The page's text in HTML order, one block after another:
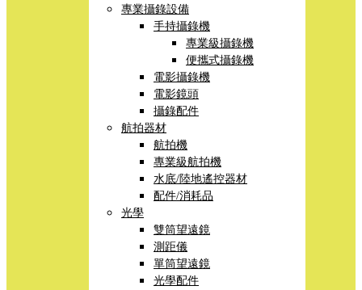
專業攝錄設備
手持攝錄機
專業級攝錄機
便攜式攝錄機
電影攝錄機
電影鏡頭
攝錄配件
航拍器材
航拍機
專業級航拍機
水底/陸地遙控器材
配件/消耗品
光學
雙筒望遠鏡
測距儀
單筒望遠鏡
光學配件